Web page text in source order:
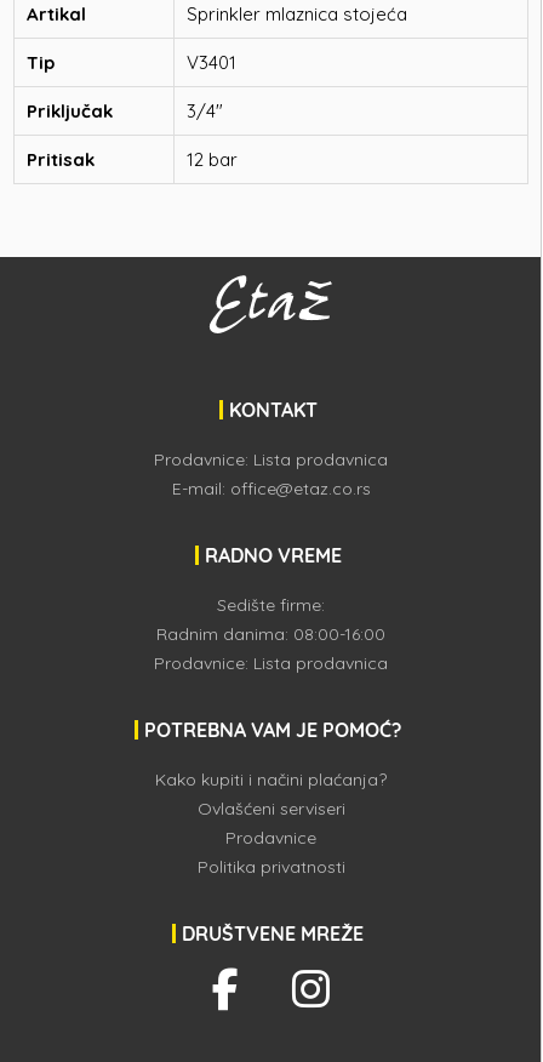
Artikal Sprinkler mlaznica stojeća
Tip V3401
Priključak 3/4"
Pritisak 12 bar
KONTAKT
Prodavnice: Lista prodavnica
E-mail: office@etaz.co.rs
RADNO VREME
Sedište firme:
Radnim danima: 08:00-16:00
Prodavnice: Lista prodavnica
POTREBNA VAM JE POMOĆ?
Kako kupiti i načini plaćanja?
Ovlašćeni serviseri
Prodavnice
Politika privatnosti
DRUŠTVENE MREŽE